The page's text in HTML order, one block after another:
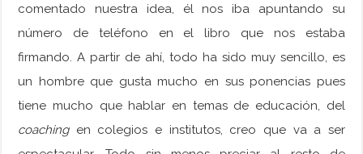
comentado nuestra idea, él nos iba apuntando su
número de teléfono en el libro que nos estaba
firmando. A partir de ahí, todo ha sido muy sencillo, es
un hombre que gusta mucho en sus ponencias pues
tiene mucho que hablar en temas de educación, del
coachingen colegios e institutos, creo que va a ser